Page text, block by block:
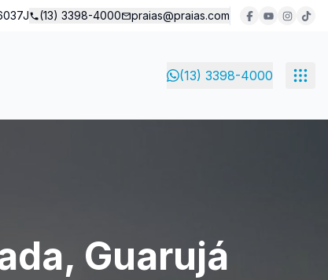
(13) 3398-4000 praias@praias.com
(13) 3398-4000
Guarujá